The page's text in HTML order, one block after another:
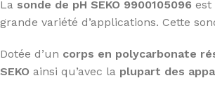
La sonde de pH SEKO 9900105096 est
grande variété d’applications. Cette
Dotée d’un corps en polycarbonate
SEKO ainsi qu’avec la plupart des